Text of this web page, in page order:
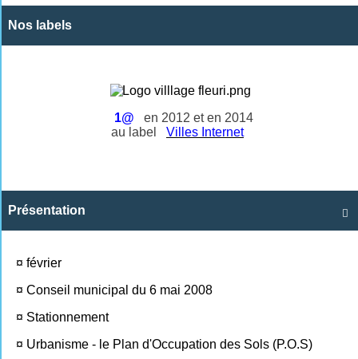
Nos labels
1@
en 2012 et en 2014
au label
Villes Internet

Présentation
¤ février
¤ Conseil municipal du 6 mai 2008
¤ Stationnement
¤ Urbanisme - le Plan d'Occupation des Sols (P.O.S)